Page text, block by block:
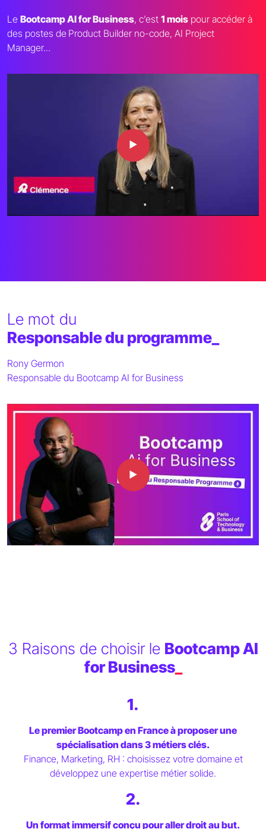
Le Bootcamp AI for Business, c’est 1 mois pour accéder à
des postes de Product Builder no-code, AI Project
Manager...
Le mot du
Responsable du programme_
Rony Germon
Responsable du Bootcamp AI for Business
3 Raisons de choisir le Bootcamp AI
for Business_
1.
Le premier Bootcamp en France à proposer une
spécialisation dans 3 métiers clés.
Finance, Marketing, RH : choisissez votre domaine et
développez une expertise métier solide.
2.
Un format immersif conçu pour aller droit au but.